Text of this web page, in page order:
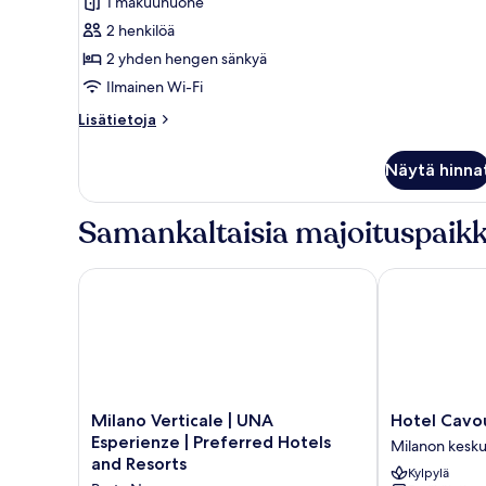
Twin
kuvat2 henkilöä
2 yhden hengen sänkyä
Ilmainen Wi-Fi
Lisätietoja
Lisätietoja
Twin
Näytä
Samankaltaisia
Milano
Verticale
|
UNA
Milano Verticale | UNA
Esperienze | Preferred Hotels
and Resorts
Milano Verticale | UNA Esperienze | Preferred Hotels
Hotel
Cavour
Milanon
keskusta
Hotel
Milanon
Kylpylä
Hotel Cavour